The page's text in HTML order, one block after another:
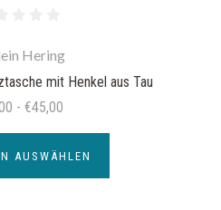
Hering
mit Henkel aus Tau
- €45,00
AUSWÄHLEN